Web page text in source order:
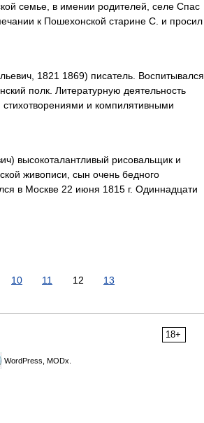
семье, в имении родителей, селе Спас
к Пошехонской старине С. и просил
1821 1869) писатель. Воспитывался
полк. Литературную деятельность
и компилятивными
высокоталантливый рисовальщик и
живописи, сын очень бедного
в Москве 22 июня 1815 г. Одиннадцати
10 11 12 13
18+
WordPress, MODx.